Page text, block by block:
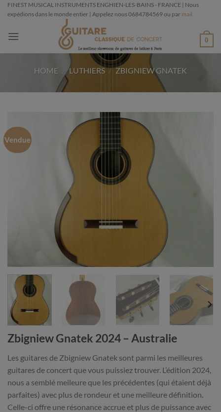
Passer
au
FINEST MUSICAL INSTRUMENTS ENGHIEN-LES-BAINS - FRANCE | Nous
expédions dans le monde entier | Appelez nous 0684784569 ou par mail
0
HOME LUTHIERS / ZBIGNIEW GNATEK
Vendue
Zbigniew Gnatek 2024 – Australie
Les guitares de Zbigniew Gnatek sont parmi les meilleures
guitares de concert que vous puissiez trouver. L’édition 2024,
nous a semblé meileure que les précédentes (qui étaient déjà
parfaites) avec plus de rondeur et une meilleure définition.
Celle-ci offre une résonance accrue et plus de puissance avec